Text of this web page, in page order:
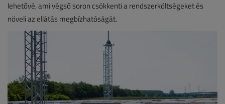
lehetővé, ami végső soron csökkenti a rendszerköltségeket és
növeli az ellátás megbízhatóságát.